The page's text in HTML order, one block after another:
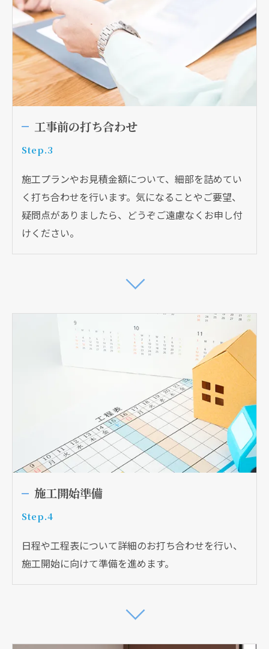
工事前の打ち合わせ
Step.3
施工プランやお見積金額について、細部を詰めてい
く打ち合わせを行います。気になることやご要望、
疑問点がありましたら、どうぞご遠慮なくお申し付
けください。
施工開始準備
Step.4
日程や工程表について詳細のお打ち合わせを行い、
施工開始に向けて準備を進めます。